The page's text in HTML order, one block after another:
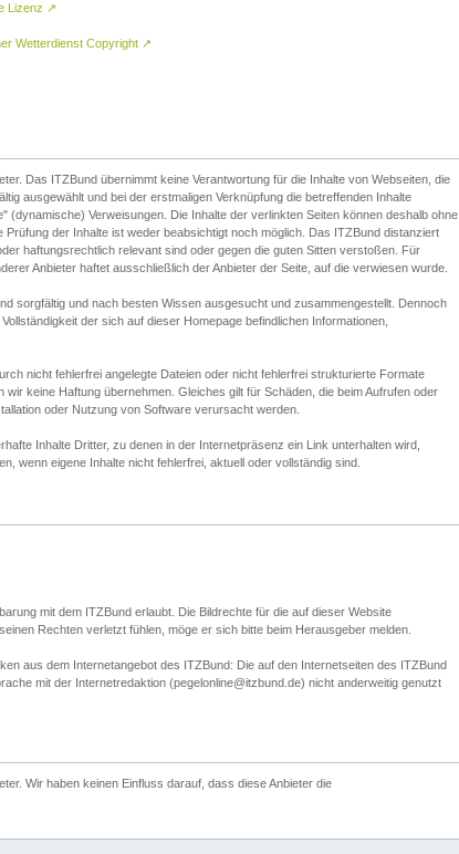
Lizenz ↗
Wetterdienst Copyright ↗
Das ITZBund übernimmt keine Verantwortung für die Inhalte von Webseiten, die
ausgewählt und bei der erstmaligen Verknüpfung die betreffenden Inhalte
(dynamische) Verweisungen. Die Inhalte der verlinkten Seiten können deshalb ohne
der Inhalte ist weder beabsichtigt noch möglich. Das ITZBund distanziert
haftungsrechtlich relevant sind oder gegen die guten Sitten verstoßen. Für
Anbieter haftet ausschließlich der Anbieter der Seite, auf die verwiesen wurde.
sorgfältig und nach besten Wissen ausgesucht und zusammengestellt. Dennoch
der sich auf dieser Homepage befindlichen Informationen,
nicht fehlerfrei angelegte Dateien oder nicht fehlerfrei strukturierte Formate
keine Haftung übernehmen. Gleiches gilt für Schäden, die beim Aufrufen oder
oder Nutzung von Software verursacht werden.
Inhalte Dritter, zu denen in der Internetpräsenz ein Link unterhalten wird,
wenn eigene Inhalte nicht fehlerfrei, aktuell oder vollständig sind.
mit dem ITZBund erlaubt. Die Bildrechte für die auf dieser Website
Rechten verletzt fühlen, möge er sich bitte beim Herausgeber melden.
aus dem Internetangebot des ITZBund: Die auf den Internetseiten des ITZBund
mit der Internetredaktion (pegelonline@itzbund.de) nicht anderweitig genutzt
Wir haben keinen Einfluss darauf, dass diese Anbieter die